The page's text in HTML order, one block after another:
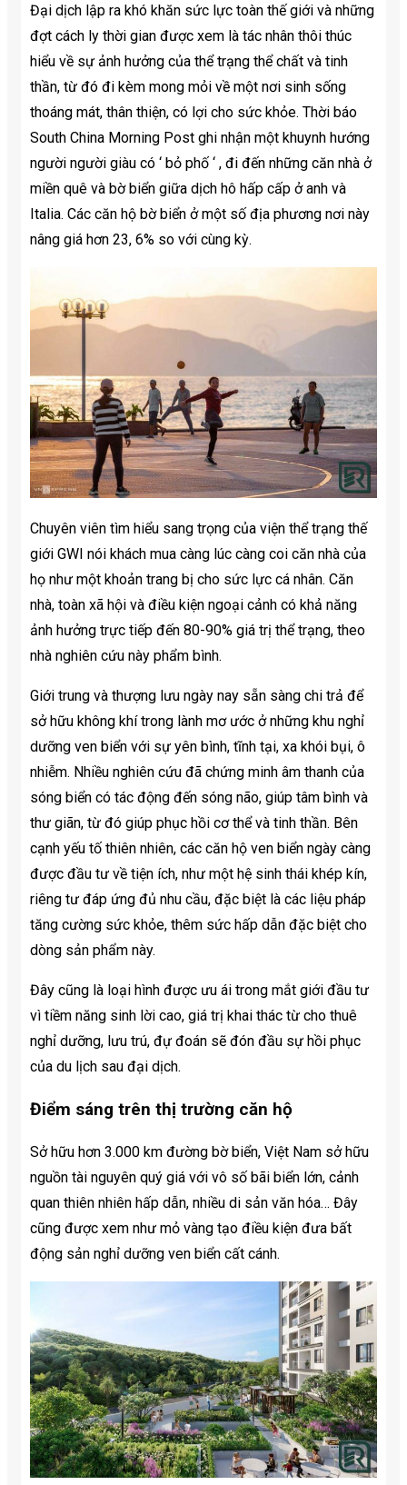
Đại dịch lập ra khó khăn sức lực toàn thế giới và những
đợt cách ly thời gian được xem là tác nhân thôi thúc
hiểu về sự ảnh hưởng của thể trạng thể chất và tinh
thần, từ đó đi kèm mong mỏi về một nơi sinh sống
thoáng mát, thân thiện, có lợi cho sức khỏe. Thời báo
South China Morning Post ghi nhận một khuynh hướng
người người giàu có ‘ bỏ phố ‘ , đi đến những căn nhà ở
miền quê và bờ biển giữa dịch hô hấp cấp ở anh và
Italia. Các căn hộ bờ biển ở một số địa phương nơi này
nâng giá hơn 23, 6% so với cùng kỳ.
Chuyên viên tìm hiểu sang trọng của viện thể trạng thế
giới GWI nói khách mua càng lúc càng coi căn nhà của
họ như một khoản trang bị cho sức lực cá nhân. Căn
nhà, toàn xã hội và điều kiện ngoại cảnh có khả năng
ảnh hưởng trực tiếp đến 80-90% giá trị thể trạng, theo
nhà nghiên cứu này phẩm bình.
Giới trung và thượng lưu ngày nay sẵn sàng chi trả để
sở hữu không khí trong lành mơ ước ở những khu nghỉ
dưỡng ven biển với sự yên bình, tĩnh tại, xa khói bụi, ô
nhiễm. Nhiều nghiên cứu đã chứng minh âm thanh của
sóng biển có tác động đến sóng não, giúp tâm bình và
thư giãn, từ đó giúp phục hồi cơ thể và tinh thần. Bên
cạnh yếu tố thiên nhiên, các căn hộ ven biển ngày càng
được đầu tư về tiện ích, như một hệ sinh thái khép kín,
riêng tư đáp ứng đủ nhu cầu, đặc biệt là các liệu pháp
tăng cường sức khỏe, thêm sức hấp dẫn đặc biệt cho
dòng sản phẩm này.
Đây cũng là loại hình được ưu ái trong mắt giới đầu tư
vì tiềm năng sinh lời cao, giá trị khai thác từ cho thuê
nghỉ dưỡng, lưu trú, đự đoán sẽ đón đầu sự hồi phục
của du lịch sau đại dịch.
Điểm sáng trên thị trường căn hộ
Sở hữu hơn 3.000 km đường bờ biển, Việt Nam sở hữu
nguồn tài nguyên quý giá với vô số bãi biển lớn, cảnh
quan thiên nhiên hấp dẫn, nhiều di sản văn hóa… Đây
cũng được xem như mỏ vàng tạo điều kiện đưa bất
động sản nghỉ dưỡng ven biển cất cánh.